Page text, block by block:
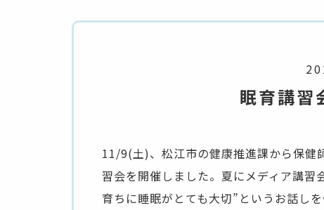
眠育講習
11/9(土)、松江市の健康推進課から保健
習会を開催しました。夏にメディア講習
育ちに睡眠がとても大切”というお話し